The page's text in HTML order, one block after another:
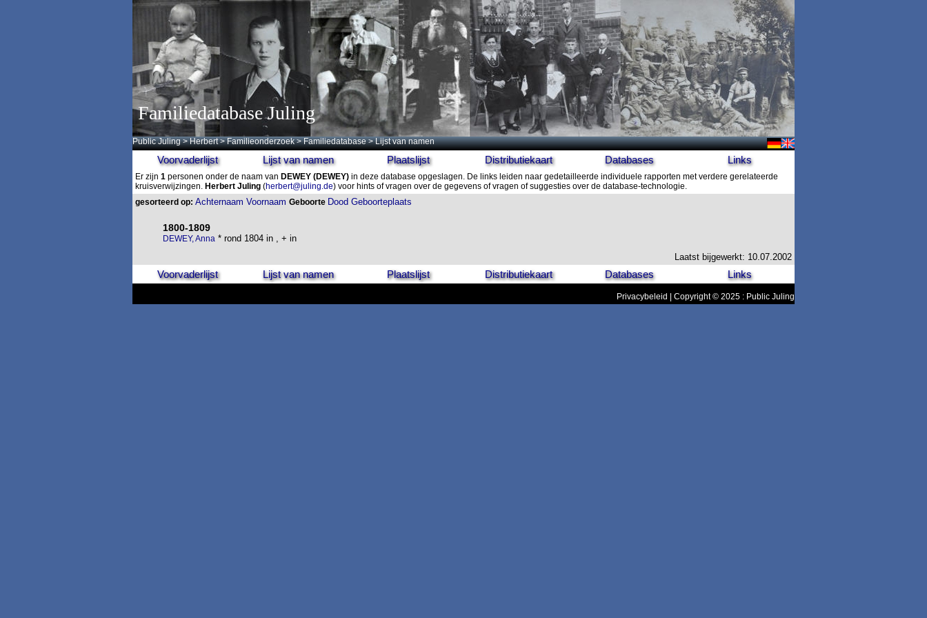
Familiedatabase Juling
Public Juling >Herbert >Familieonderzoek >Familiedatabase > Lijst van namen
Voorvaderlijst Lijst van namen Plaatslijst Distributiekaart Databases Links
Er zijn 1 personen onder de naam van DEWEY (DEWEY) in deze database opgeslagen. De links leiden naar gedetailleerde individuele rapporten met verdere gerelateerde
kruisverwijzingen. Herbert Juling (herbert@juling.de) voor hints of vragen over de gegevens of vragen of suggesties over de database-technologie.
gesorteerd op: Achternaam Voornaam Geboorte Dood Geboorteplaats
1800-1809
DEWEY, Anna * rond 1804 in , + in
Laatst bijgewerkt: 10.07.2002
Voorvaderlijst Lijst van namen Plaatslijst Distributiekaart Databases Links
Privacybeleid | Copyright © 2025 : Public Juling